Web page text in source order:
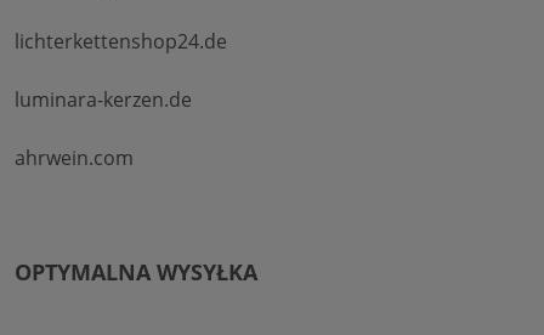
lichterkettenshop24.de
luminara-kerzen.de
ahrwein.com
OPTYMALNA WYSYŁKA